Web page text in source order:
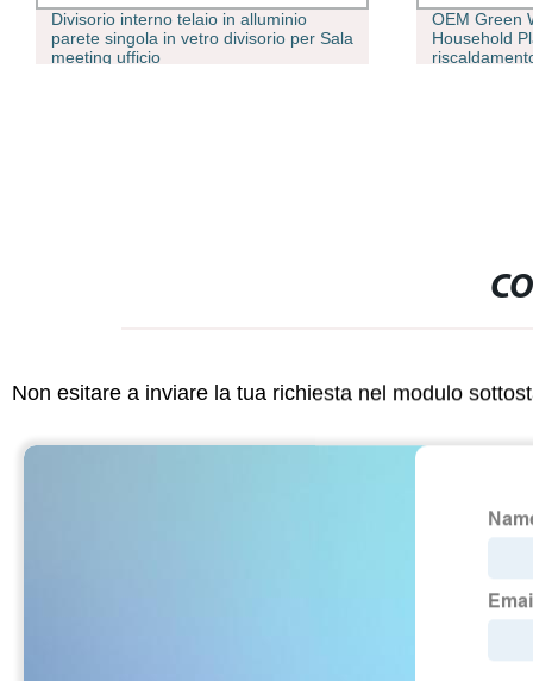
Divisorio interno telaio in alluminio
parete singola in vetro divisorio per Sala
meeting ufficio
OEM Green
Household
Non esitare a inviare la tua richiesta nel modulo